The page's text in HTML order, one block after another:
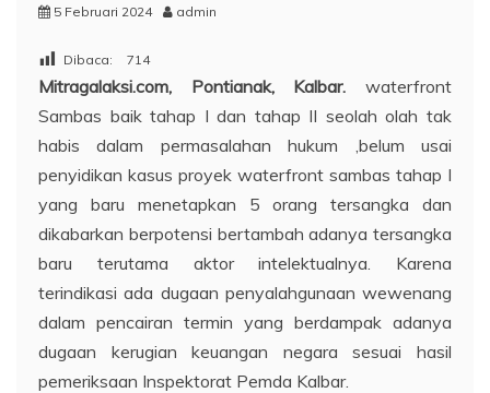
5 Februari 2024 admin
Dibaca: 714
Mitragalaksi.com, Pontianak, Kalbar. waterfront
Sambas baik tahap I dan tahap II seolah olah tak
habis dalam permasalahan hukum ,belum usai
penyidikan kasus proyek waterfront sambas tahap I
yang baru menetapkan 5 orang tersangka dan
dikabarkan berpotensi bertambah adanya tersangka
baru terutama aktor intelektualnya. Karena
terindikasi ada dugaan penyalahgunaan wewenang
dalam pencairan termin yang berdampak adanya
dugaan kerugian keuangan negara sesuai hasil
pemeriksaan Inspektorat Pemda Kalbar.